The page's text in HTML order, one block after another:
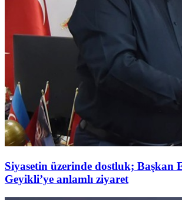
Siyasetin üzerinde dostluk; Başkan
Geyikli’ye anlamlı ziyaret